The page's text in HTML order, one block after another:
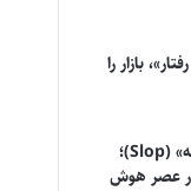
بازار را
پایان عصر «محتوای زباله» (Slop)؛
در عصر هوش